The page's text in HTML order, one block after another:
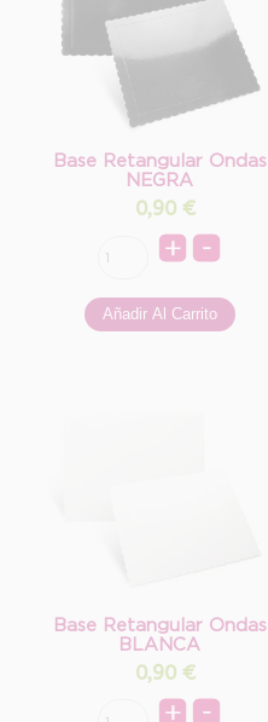
Base Retangular Ondas
NEGRA
0,90 €
Base Retangular Ondas
BLANCA
0,90 €